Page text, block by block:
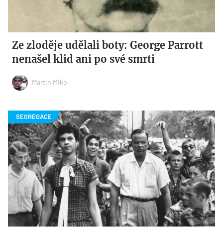
Ze zloděje udělali boty: George Parrott
nenašel klid ani po své smrti
Martin Miko